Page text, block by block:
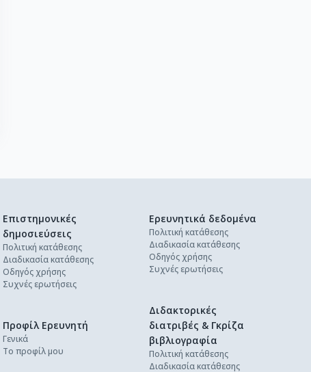
Επιστημονικές
δημοσιεύσεις
Πολιτική κατάθεσης
Διαδικασία κατάθεσης
Οδηγός χρήσης
Συχνές ερωτήσεις
Ερευνητικά δεδομένα
Πολιτική κατάθεσης
Διαδικασία κατάθεσης
Οδηγός χρήσης
Συχνές ερωτήσεις
Διδακτορικές
διατριβές & Γκρίζα
βιβλιογραφία
Πολιτική κατάθεσης
Διαδικασία κατάθεσης
Προφίλ Ερευνητή
Γενικά
Το προφίλ μου